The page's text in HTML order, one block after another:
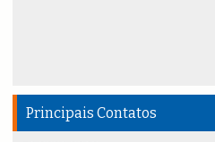
Principais Contatos